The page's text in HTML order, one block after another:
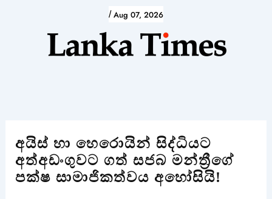
/ Aug 07, 2026
අයිස් හා හෙරොයින් සිද්ධියට
අත්අඩංගුවට ගත් සජබ මන්ත්‍රීගේ
පක්ෂ සාමාජිකත්වය අහෝසියි!